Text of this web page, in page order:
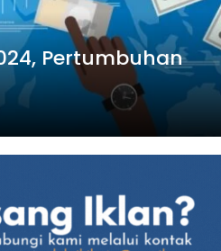
Pertumbuhan